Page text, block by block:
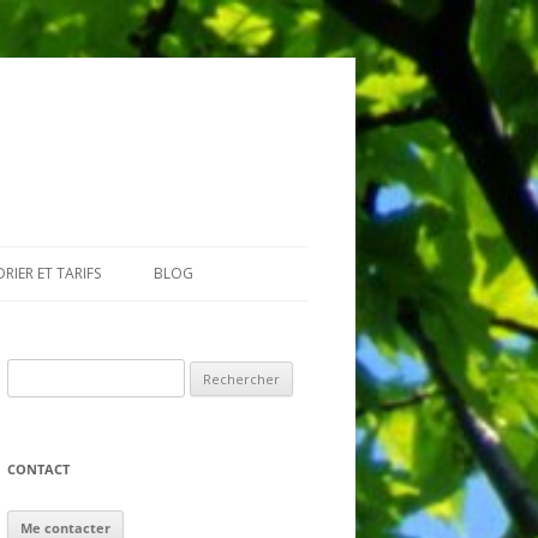
ET TARIFS BLOG
CONTACT
Me contacter